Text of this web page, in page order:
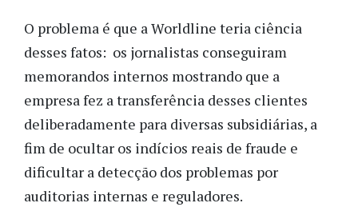
O problema é que a Worldline teria ciência
desses fatos: os jornalistas conseguiram
memorandos internos mostrando que a
empresa fez a transferência desses clientes
deliberadamente para diversas subsidiárias, a
fim de ocultar os indícios reais de fraude e
dificultar a detecção dos problemas por
auditorias internas e reguladores.